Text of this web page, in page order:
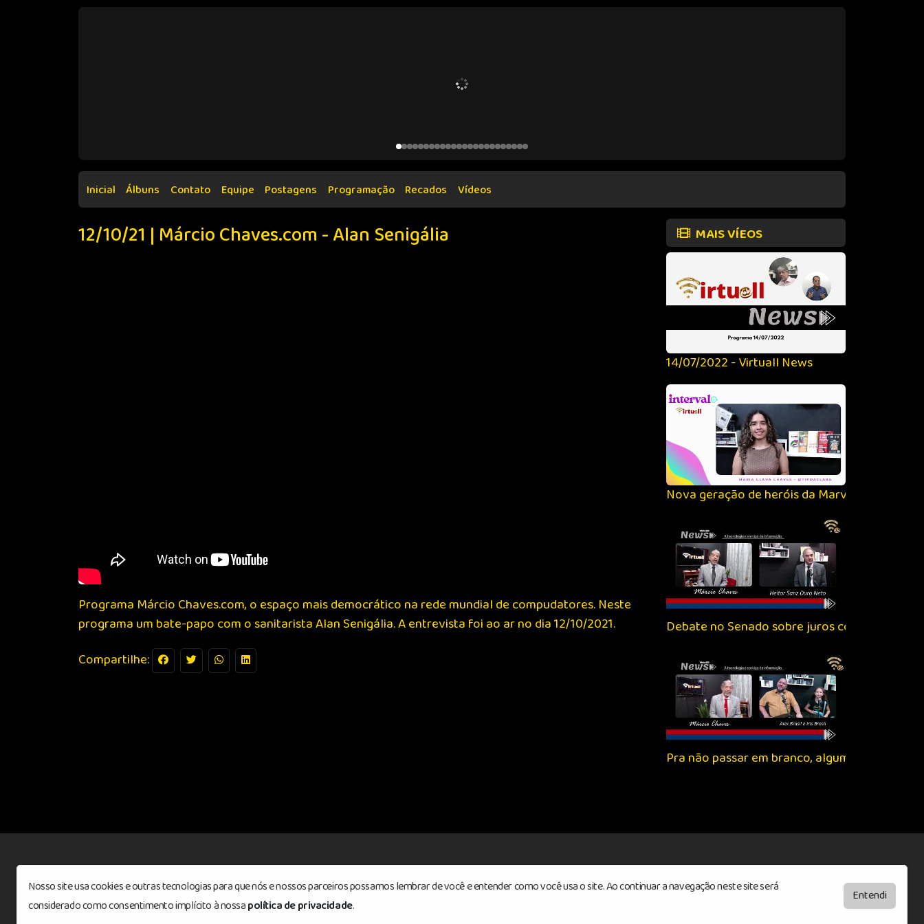
Inicial Álbuns Contato Equipe Postagens Programação Recados Vídeos
12/10/21 | Márcio Chaves.com - Alan Senigália
Programa Márcio Chaves.com, o espaço mais democrático na rede mundial de compudatores. Neste
programa um bate-papo com o sanitarista Alan Senigália. A entrevista foi ao ar no dia 12/10/2021.
Compartilhe:
MAIS VÍEOS
14/07/2022 - Virtuall News
Nova geração de heróis da Marvel II -
Debate no Senado sobre juros com Haddad
Pra não passar em branco, algumas
Nosso site usa cookies e outras tecnologias para que nós e nossos parceiros possamos lembrar de você e entender como você usa o site. Ao continuar a navegação neste site será
considerado como consentimento implícito à nossapolítica de privacidade.
Entendi
© 2025 Rádio Virtuall Contato: contato@radiovirtuall.com.br | WhatsApp: (13) 2025-
7821 - Todos os direitos reservados© Todos os direitos reservados.
by